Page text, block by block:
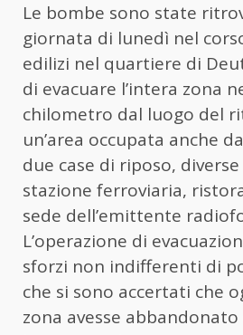
Le bombe sono state
giornata di lunedì nel
edilizi nel quartiere di
di evacuare l’intera zona
chilometro dal luogo del
un’area occupata anche
due case di riposo,
stazione ferroviaria,
sede dell’emittente
L’operazione di
sforzi non indifferenti di
che si sono accertati che
zona avesse